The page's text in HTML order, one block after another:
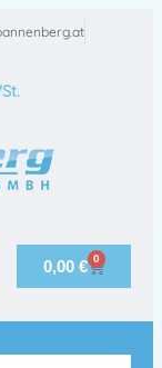
0,00 € 0